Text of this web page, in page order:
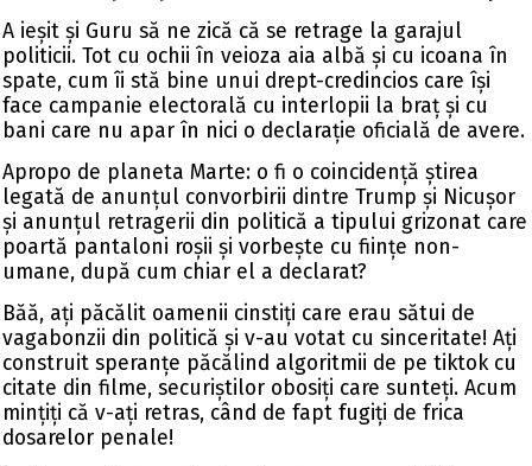
A ieșit și Guru să ne zică că se retrage la garajul
politicii. Tot cu ochii în veioza aia albă și cu icoana în
spate, cum îi stă bine unui drept-credincios care își
face campanie electorală cu interlopii la braț și cu
bani care nu apar în nici o declarație oficială de avere.
Apropo de planeta Marte: o fi o coincidență știrea
legată de anunțul convorbirii dintre Trump și Nicușor
și anunțul retragerii din politică a tipului grizonat care
poartă pantaloni roșii și vorbește cu ființe non-
umane, după cum chiar el a declarat?
Băă, ați păcălit oamenii cinstiți care erau sătui de
vagabonzii din politică și v-au votat cu sinceritate! Ați
construit speranțe păcălind algoritmii de pe tiktok cu
citate din filme, securiștilor obosiți care sunteți. Acum
mințiți că v-ați retras, când de fapt fugiți de frica
dosarelor penale!